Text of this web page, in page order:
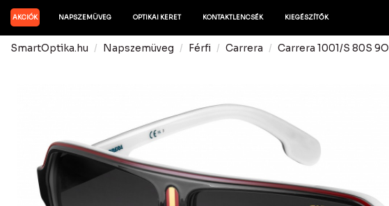
AKCIÓK NAPSZEMÜVEG OPTIKAI KERET KONTAKTLENCSÉK KIEGÉSZÍTŐK
SmartOptika.hu Napszemüveg Férfi Carrera Carrera 1001/S 80S 9O